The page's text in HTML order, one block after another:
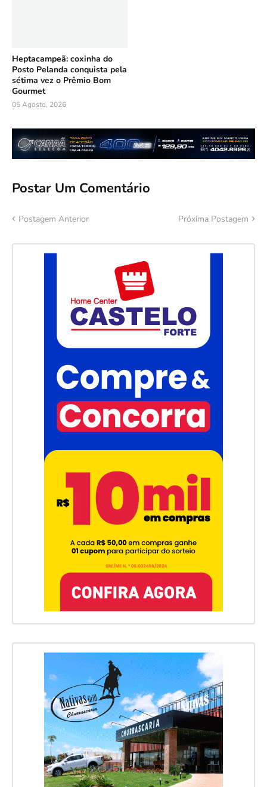
Heptacampeã: coxinha do
Posto Pelanda conquista pela
sétima vez o Prêmio Bom
Gourmet
05 Agosto, 2026
Postar Um Comentário
Postagem Anterior Próxima Postagem